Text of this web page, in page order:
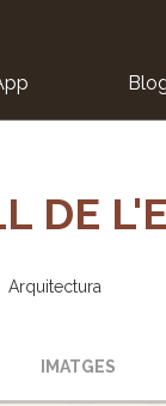
DE
Arquitectura
IMATGES